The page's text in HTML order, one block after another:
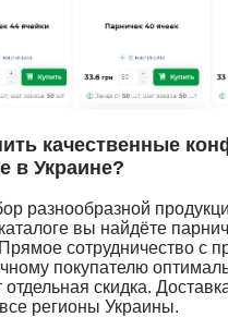
качественные
в Украине?
разнообразной
вы найдёте
сотрудничество с
покупателю
отдельная скидка.
регионы Украины.